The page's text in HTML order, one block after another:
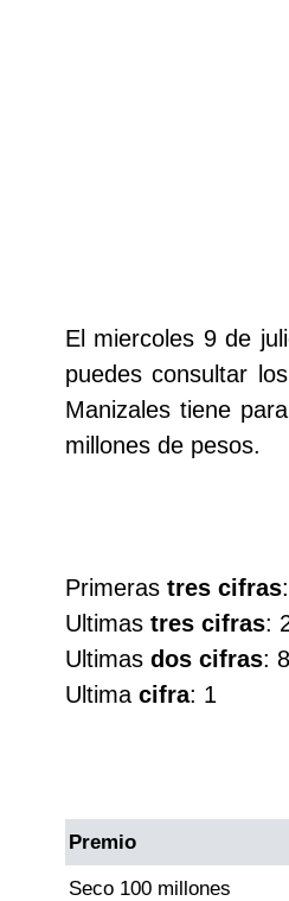
Antioqueñita
Antioqueñita
Astro Luna
Cafeterito
Caribeña Noche
El miercoles 9 de
puedes consultar
Manizales tiene
millones de pesos.
Primeras tres cifras
Ultimas tres cifras:
Ultimas dos cifras:
Ultima cifra: 1
Premio
Seco 100 millones